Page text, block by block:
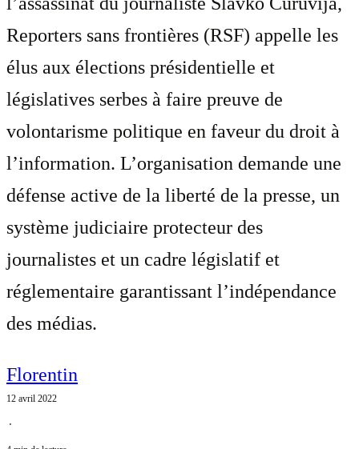
Reporters sans frontières (RSF) appelle les
élus aux élections présidentielle et
législatives serbes à faire preuve de
volontarisme politique en faveur du droit à
l’information. L’organisation demande une
défense active de la liberté de la presse, un
système judiciaire protecteur des
journalistes et un cadre législatif et
réglementaire garantissant l’indépendance
des médias.
Florentin
12 avril 2022
⋅